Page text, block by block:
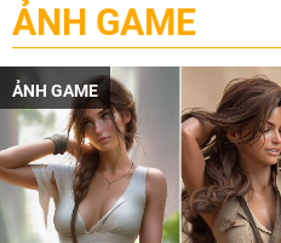
ẢNH GAME
ẢNH GAME